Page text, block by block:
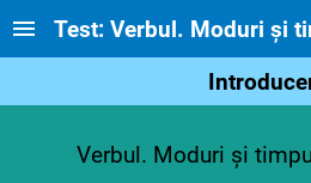
Test: Verbul. Moduri și
Verbul. Moduri și